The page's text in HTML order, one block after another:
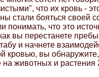
что их кровь -
стали бояться своей
понимать, что это
вы перестанете
и начнете
кровью, вы
на животных и